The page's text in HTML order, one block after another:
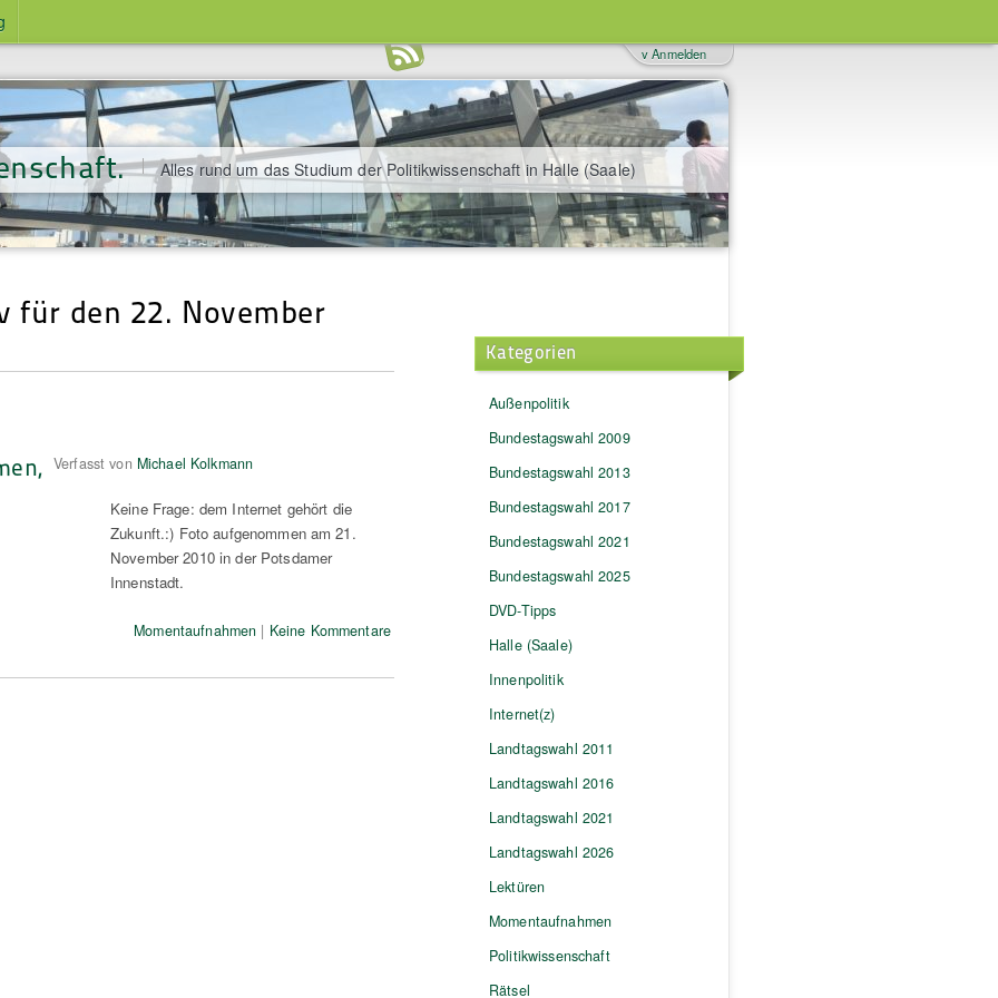
Alles rund um das Studium der Politikwissenschaft in Halle (Saale)
v Anmelden
für den 22. November
Verfasst von Michael Kolkmann
Keine Frage: dem Internet gehört die
Zukunft.:) Foto aufgenommen am 21.
November 2010 in der Potsdamer
Innenstadt.
Momentaufnahmen | Keine Kommentare
Kategorien
Außenpolitik
Bundestagswahl 2009
Bundestagswahl 2013
Bundestagswahl 2017
Bundestagswahl 2021
Bundestagswahl 2025
DVD-Tipps
Halle (Saale)
Innenpolitik
Internet(z)
Landtagswahl 2011
Landtagswahl 2016
Landtagswahl 2021
Landtagswahl 2026
Lektüren
Momentaufnahmen
Politikwissenschaft
Rätsel